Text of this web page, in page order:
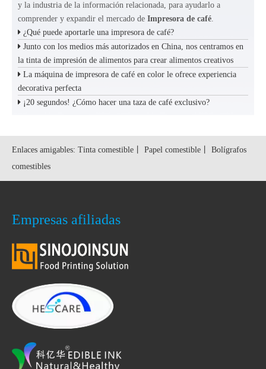
y la industria de la información relacionada, para ayudarlo a
comprender y expandir el mercado de Impresora de café.
¿Qué puede aportarle una impresora de café?
Junto con los medios más autorizados en China, nos centramos en
la tinta de impresión de alimentos para crear alimentos creativos
La máquina de impresora de café en color le ofrece experiencia
decorativa perfecta
¡20 segundos! ¿Cómo hacer una taza de café exclusivo?
Enlaces amigables: Tinta comestible Papel comestible
Bolígrafos
comestibles
Empresas afiliadas